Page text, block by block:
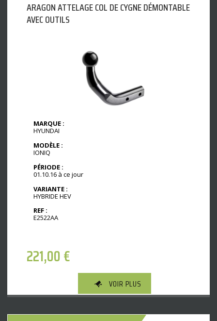
ARAGON ATTELAGE COL DE CYGNE DÉMONTABLE
AVEC OUTILS
MARQUE :
HYUNDAI
MODÈLE :
IONIQ
PÉRIODE :
01.10.16 à ce jour
VARIANTE :
HYBRIDE HEV
REF :
E2522AA
221,00€
VOIR PLUS